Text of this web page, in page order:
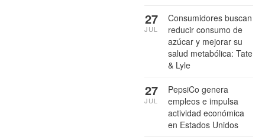
Consumidores buscan
reducir consumo de
azúcar y mejorar su
salud metabólica: Tate
& Lyle
27
JUL
PepsiCo genera
empleos e impulsa
actividad económica
en Estados Unidos
27
JUL